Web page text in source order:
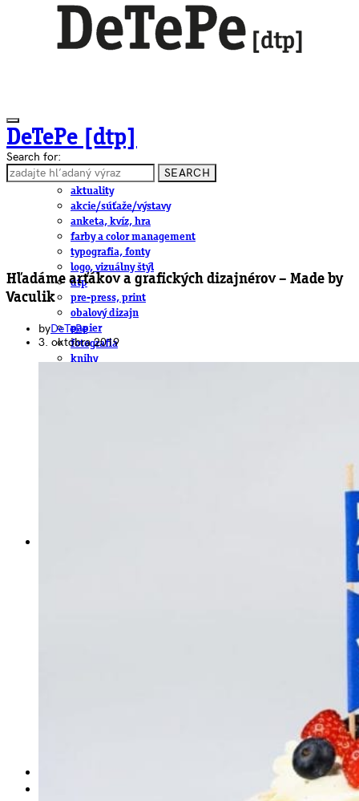
DeTePe [dtp]
ČLÁNKY
aktuality
akcie/súťaže/výstavy
anketa, kvíz, hra
farby a color management
typografia, fonty
logo, vizuálny štýl
dtp
pre-press, print
obalový dizajn
papier
fotografia
knihy
Search for:
SEARCH
Hľadáme arťákov a grafických dizajnérov – Made by
Vaculik
byDeTePe
3. októbra 2019